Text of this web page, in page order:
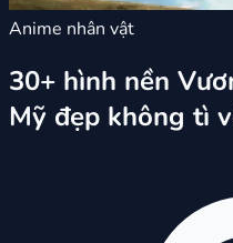
Anime nhân vật
30+ hình nền
Mỹ đẹp không tì